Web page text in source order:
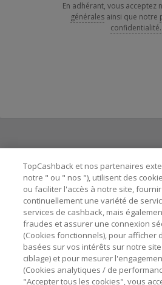
En adhérant, vous acceptez
générales ainsi que notre
confidentialité.
Besoin d'aide ?
Astuces pour économiser
A propos de
Contactez-nous
TopCashback et nos partenaires
notre " ou " nos "), utilisent des
ou faciliter l'accès à notre site,
continuellement une variété de
services de cashback, mais
fraudes et assurer une connexion
(Cookies fonctionnels), pour afficher
basées sur vos intérêts sur notre
ciblage) et pour mesurer
(Cookies analytiques / de
"Accepter tous les cookies", vous